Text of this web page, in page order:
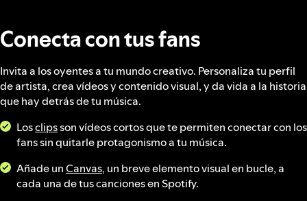
Conecta con tus fans
Invita a los oyentes a tu mundo creativo. Personaliza tu perfil
de artista, crea vídeos y contenido visual, y da vida a la historia
que hay detrás de tu música.
Losclipsson vídeos cortos que te permiten conectar con los
fans sin quitarle protagonismo a tu música.
Añade unCanvas, un breve elemento visual en bucle, a
cada una de tus canciones en Spotify.